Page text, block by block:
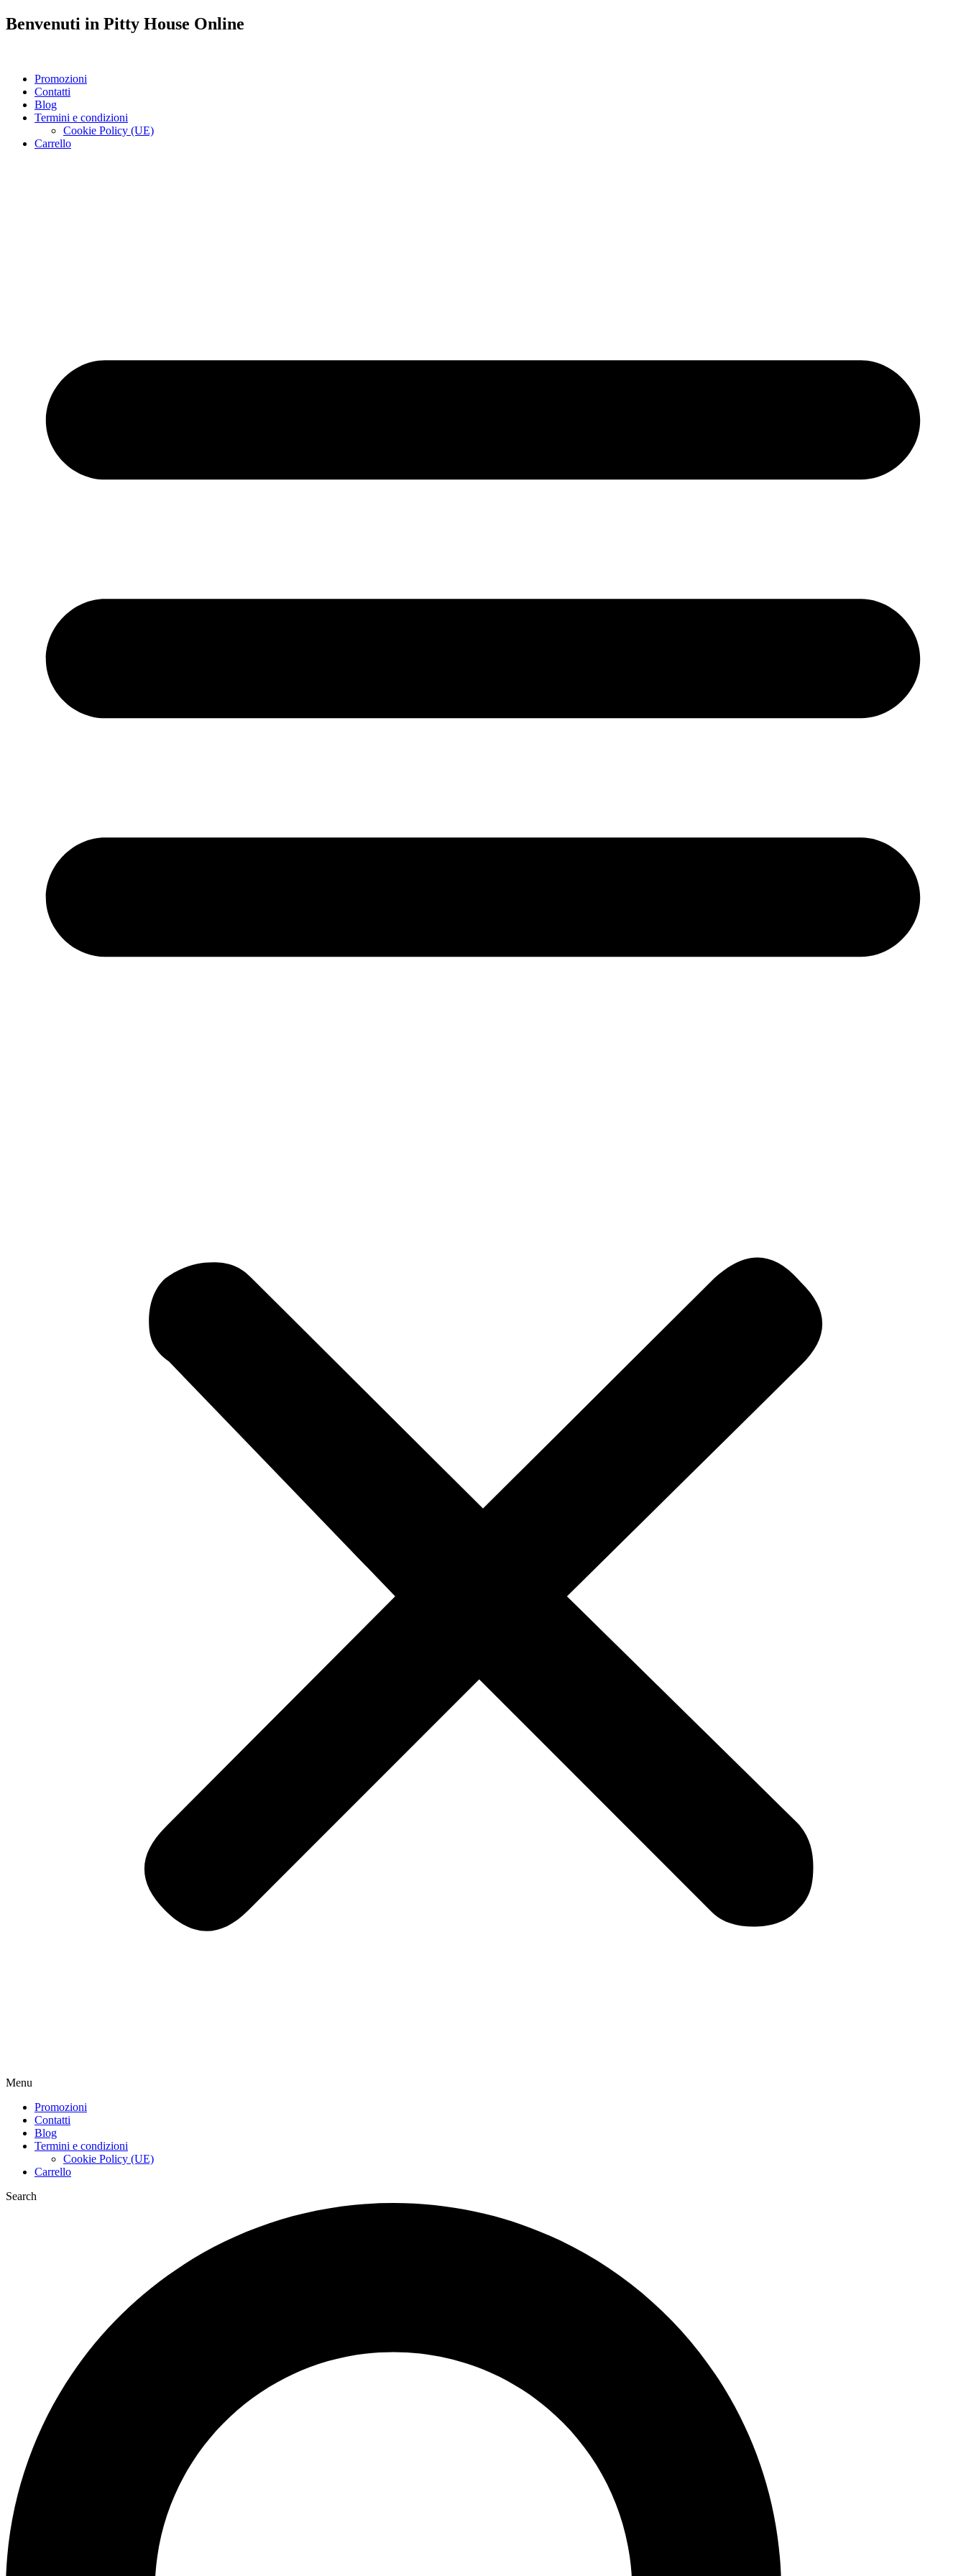
Benvenuti in Pitty House Online
Promozioni
Contatti
Blog
Termini e condizioni
Cookie Policy (UE)
Carrello
Menu
Promozioni
Contatti
Blog
Termini e condizioni
Cookie Policy (UE)
Carrello
Search